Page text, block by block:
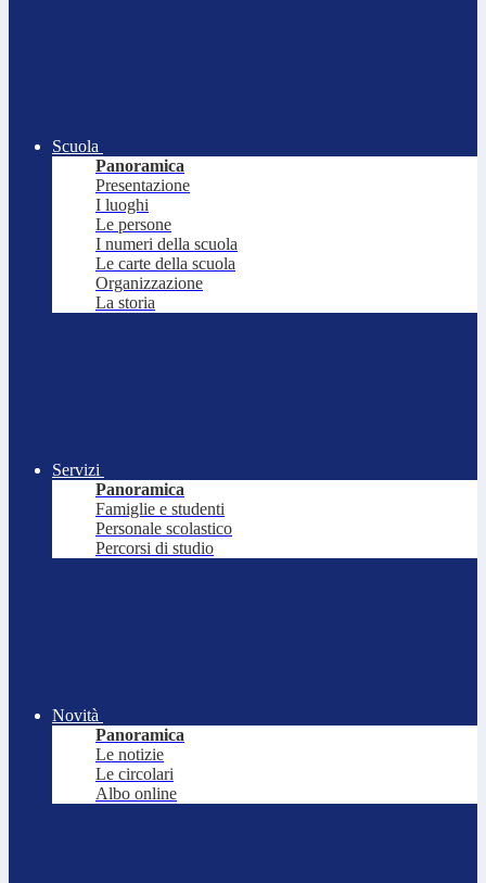
Scuola
Panoramica
Presentazione
I luoghi
Le persone
I numeri della scuola
Le carte della scuola
Organizzazione
La storia
Servizi
Panoramica
Famiglie e studenti
Personale scolastico
Percorsi di studio
Novità
Panoramica
Le notizie
Le circolari
Albo online